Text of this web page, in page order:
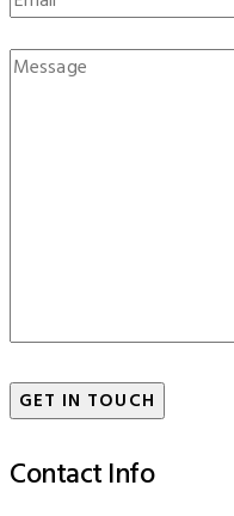
Contact Info